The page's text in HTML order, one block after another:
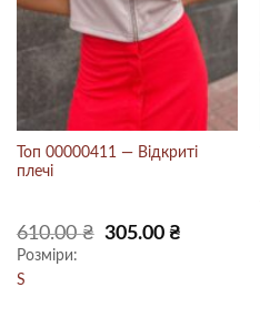
Топ 00000411 — Відкриті
плечі
610.00₴
Оригінальна
ціна:
305.00₴
Розміри:
S